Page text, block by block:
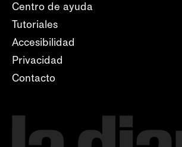
Centro de ayuda
Tutoriales
Accesibilidad
Privacidad
Contacto